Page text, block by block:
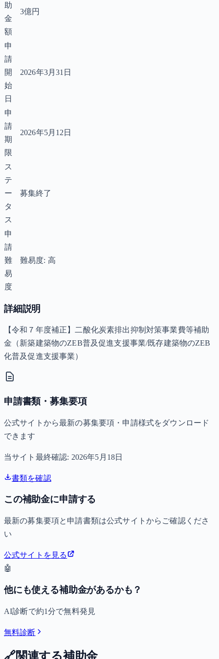
助
金
額
3億円
申
請
開
始
日
2026年3月31日
申
請
期
限
2026年5月12日
ス
テ
ー
タ
ス
募集終了
申
請
難
易
度
難易度: 高
詳細説明
【令和７年度補正】二酸化炭素排出抑制対策事業費等補助
金（新築建築物のZEB普及促進支援事業/既存建築物のZEB
化普及促進支援事業）
申請書類・募集要項
公式サイトから最新の募集要項・申請様式をダウンロード
できます
当サイト最終確認: 2026年5月18日
書類を確認
この補助金に申請する
最新の募集要項と申請書類は公式サイトからご確認くださ
い
公式サイトを見る
🤖
他にも使える補助金があるかも？
AI診断で約1分で無料発見
無料診断
🔗関連する補助金